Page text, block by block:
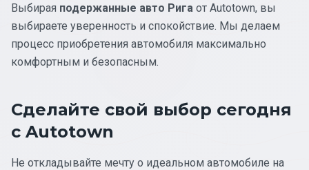
Выбирая подержанные авто Рига от Autotown, вы
выбираете уверенность и спокойствие. Мы делаем
процесс приобретения автомобиля максимально
комфортным и безопасным.
Сделайте свой выбор сегодня
с Autotown
Не откладывайте мечту о идеальном автомобиле на